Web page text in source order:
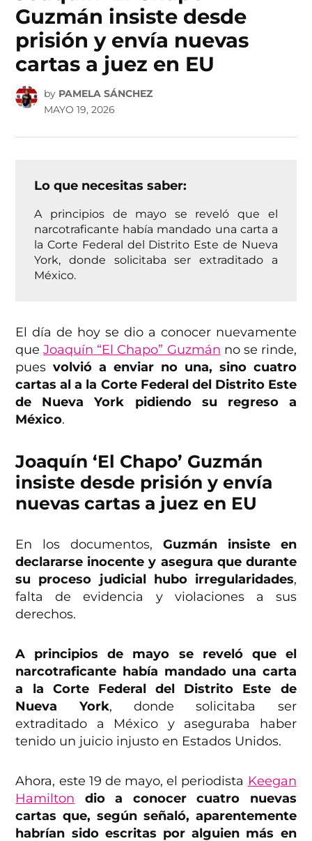
Guzmán insiste desde
prisión y envía nuevas
cartas a juez en EU
by PAMELA SÁNCHEZ
MAYO 19, 2026
Lo que necesitas saber:
A principios de mayo se reveló que el
narcotraficante había mandado una carta a
la Corte Federal del Distrito Este de Nueva
York, donde solicitaba ser extraditado a
México.
El día de hoy se dio a conocer nuevamente
queJoaquín “El Chapo” Guzmán no se rinde,
puesvolvió a enviar no una, sino cuatro
cartas al a la Corte Federal del Distrito Este
de Nueva York
pidiendo su regreso a
México.
Joaquín ‘El Chapo’ Guzmán
insiste desde prisión y envía
nuevas cartas a juez en EU
En los documentos, Guzmán insiste en
declararse inocente y asegura que durante
su proceso judicial hubo irregularidades,
falta de evidencia y violaciones a sus
derechos.
A principios de mayo se reveló que el
narcotraficante había mandado una carta
a la Corte Federal del Distrito Este de
Nueva York, donde solicitaba ser
extraditado a México y aseguraba haber
tenido un juicio injusto en Estados Unidos.
Ahora, este 19 de mayo, el periodista Keegan
Hamilton
dio a conocer cuatro nuevas
cartas que, según señaló, aparentemente
habrían sido escritas por alguien más en